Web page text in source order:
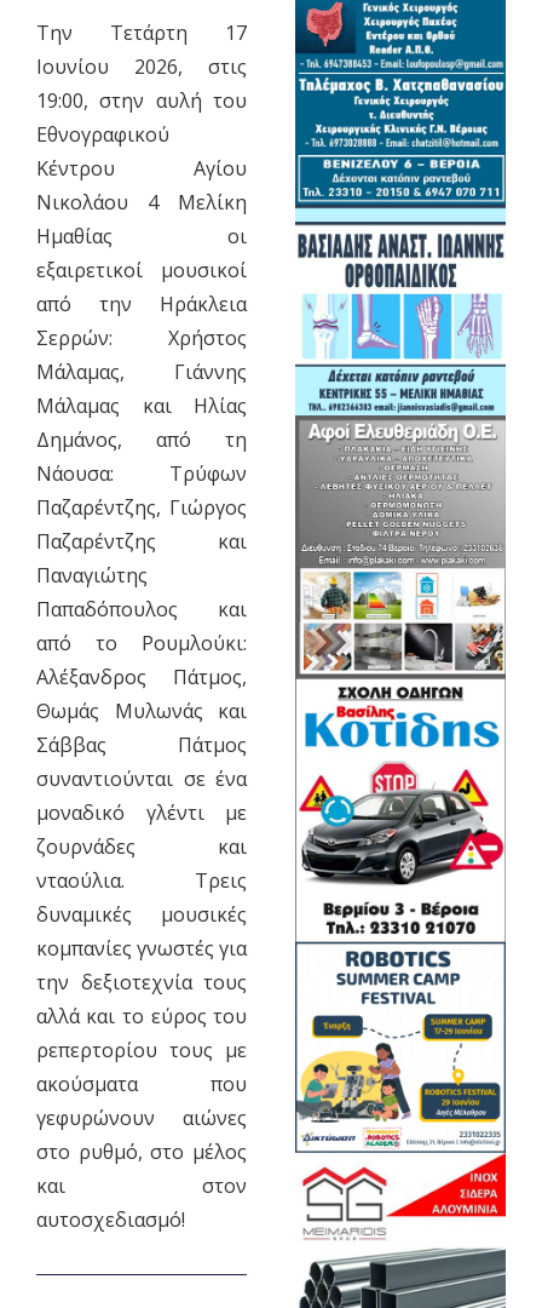
Την Τετάρτη 17
Ιουνίου 2026, στις
19:00, στην αυλή του
Εθνογραφικού
Κέντρου Αγίου
Νικολάου 4 Μελίκη
Ημαθίας οι
εξαιρετικοί μουσικοί
από την Ηράκλεια
Σερρών: Χρήστος
Μάλαμας, Γιάννης
Μάλαμας και Ηλίας
Δημάνος, από τη
Νάουσα: Τρύφων
Παζαρέντζης, Γιώργος
Παζαρέντζης και
Παναγιώτης
Παπαδόπουλος και
από το Ρουμλούκι:
Αλέξανδρος Πάτμος,
Θωμάς Μυλωνάς και
Σάββας Πάτμος
συναντιούνται σε ένα
μοναδικό γλέντι με
ζουρνάδες και
νταούλια. Τρεις
δυναμικές μουσικές
κομπανίες γνωστές για
την δεξιοτεχνία τους
αλλά και το εύρος του
ρεπερτορίου τους με
ακούσματα που
γεφυρώνουν αιώνες
στο ρυθμό, στο μέλος
και στον
αυτοσχεδιασμό!